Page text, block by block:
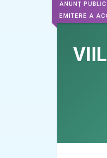
ANUNȚ
EMITERE A